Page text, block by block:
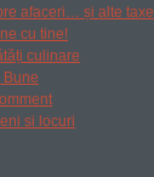
afaceri… și alte taxe
cu tine!
culinare
Bune
si locuri